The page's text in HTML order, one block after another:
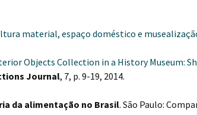
material, espaço doméstico e
Objects Collection in a History Museum:
Journal, 7, p. 9-19, 2014.
da alimentação no Brasil. São Paulo: